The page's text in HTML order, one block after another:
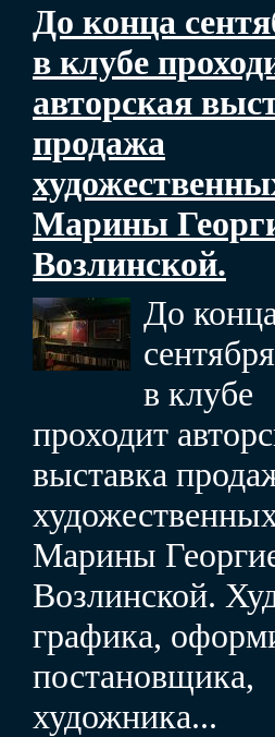
До конца
в клубе
авторская
продажа
Марины
Возлинской.
До конца
в клубе
проходит
выставка
Марины
Возлинской.
графика,
постановщика,
художника...